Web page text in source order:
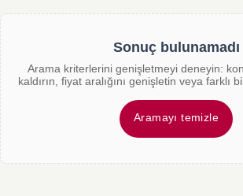
Sonuç bulunamadı
Arama kriterlerini genişletmeyi deneyin:
kaldırın, fiyat aralığını genişletin veya farklı
Aramayı temizle